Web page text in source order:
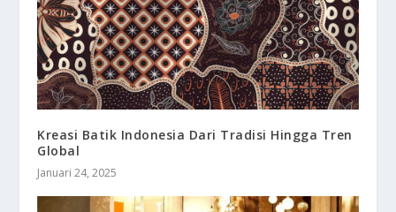
Kreasi Batik Indonesia Dari Tradisi Hingga Tren
Global
Januari 24, 2025